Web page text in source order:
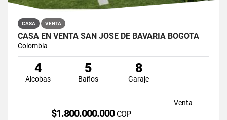
CASA VENTA
CASA EN VENTA SAN JOSÉ DE BAVARIA BOGOTÁ
Colombia
4
Alcobas
5
Baños
8
Garaje
Venta
$1.800.000.000 COP